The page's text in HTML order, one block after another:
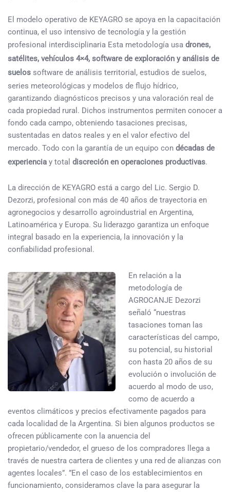
El modelo operativo de KEYAGRO se apoya en la capacitación
continua, el uso intensivo de tecnología y la gestión
profesional interdisciplinaria Esta metodología usa drones,
satélites, vehículos 4×4, software de exploración y análisis de
suelos software de análisis territorial, estudios de suelos,
series meteorológicas y modelos de flujo hídrico,
garantizando diagnósticos precisos y una valoración real de
cada propiedad rural. Dichos instrumentos permiten conocer a
fondo cada campo, obteniendo tasaciones precisas,
sustentadas en datos reales y en el valor efectivo del
mercado. Todo con la garantía de un equipo con décadas de
experiencia y total discreción en operaciones productivas.
La dirección de KEYAGRO está a cargo del Lic. Sergio D.
Dezorzi, profesional con más de 40 años de trayectoria en
agronegocios y desarrollo agroindustrial en Argentina,
Latinoamérica y Europa. Su liderazgo garantiza un enfoque
integral basado en la experiencia, la innovación y la
confiabilidad profesional.
En relación a la
metodología de
AGROCANJE Dezorzi
señaló “nuestras
tasaciones toman las
características del campo,
su potencial, su historial
con hasta 20 años de su
evolución o involución de
acuerdo al modo de uso,
como de acuerdo a
eventos climáticos y precios efectivamente pagados para
cada localidad de la Argentina. Si bien algunos productos se
ofrecen públicamente con la anuencia del
propietario/vendedor, el grueso de los compradores llega a
través de nuestra cartera de clientes y una red de alianzas con
agentes locales”. ”En el caso de los establecimientos en
funcionamiento, consideramos clave la para asegurar la